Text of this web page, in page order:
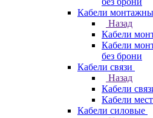
Кабели
Назад
Кабели
Кабели
без брони
Кабели связи
Назад
Кабели
Кабели
Кабели силовые